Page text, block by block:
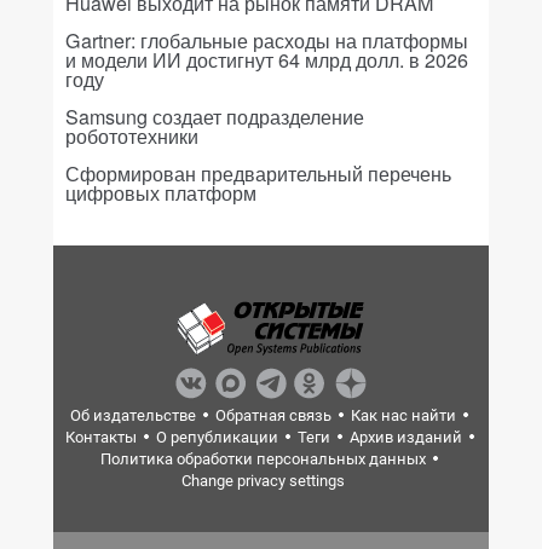
Gartner: глобальные расходы на платформы
и модели ИИ достигнут 64 млрд долл. в 2026
году
Samsung создает подразделение
робототехники
Сформирован предварительный перечень
цифровых платформ
Об издательстве Обратная связь
Как нас найти
Контакты
О републикации Теги
Архив изданий
Политика обработки персональных данных
Change privacy settings